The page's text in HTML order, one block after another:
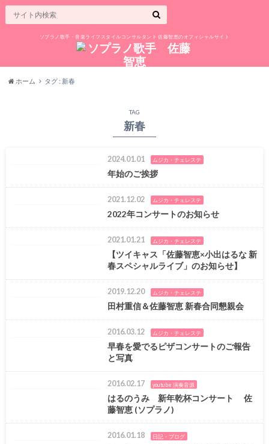
ソプラノ歌手・音楽ライフスタイルコンサルタント 佐藤智恵のオフィシャルサイト
ホーム タグ : 新春
TAG
新春
2024.01.01 ムジカ・チェレステ
年始のご挨拶
2021.12.02 ムジカ・チェレステ
2022年コンサートのお知らせ
2021.01.21 ムジカ・チェレステ
【ツイキャス「佐藤智恵×小出はるな 新
春スペシャルライブ」のお知らせ】
2019.12.20 ムジカ・チェレステ
田村重信＆佐藤智恵 新春合同懇親会
2016.03.12 ムジカ・チェレステ
早春を愛でるピザコンサートのご報告
と写真
2016.02.17 youtube 演奏音源
はるのうみ 新年乾杯コンサート 佐
藤智恵 (ソプラノ)
2016.01.18 日記・ブログ